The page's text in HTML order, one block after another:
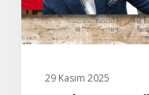
“Veriler
Rafa
Silva’nın
29 Kasım 2025